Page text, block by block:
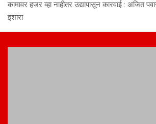
कामावर हजर व्हा नाहीतर उद्यापासून कारवाई : अजित
इशारा